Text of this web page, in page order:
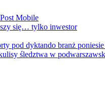
Mobile
się… tylko inwestor
pod dyktando branż
śledztwa w